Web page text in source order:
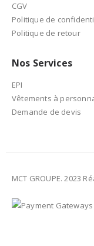
CGV
Politique de
Politique de retour
Nos Services
EPI
Vêtements à
Demande de devis
MCT GROUPE. 2023